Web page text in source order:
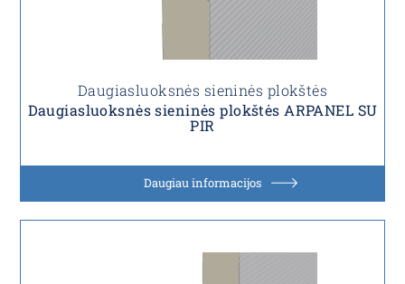
Daugiasluoksnės sieninės plokštės
Daugiasluoksnės sieninės plokštės ARPANEL SU
PIR
Daugiau informacijos